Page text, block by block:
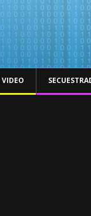
VIDEO